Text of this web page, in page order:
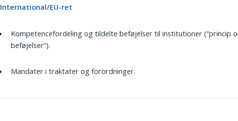
International/EU-ret
Kompetencefordeling og tildelte beføjelser til institutioner (“princip
beføjelser”).
Mandater i traktater og forordninger.